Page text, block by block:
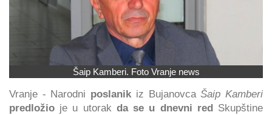
Šaip Kamberi. Foto Vranje news
Vranje - Narodni poslanik iz BujanovcaŠaip Kamberi
predložio je u utorak da se u dnevni redSkupštine